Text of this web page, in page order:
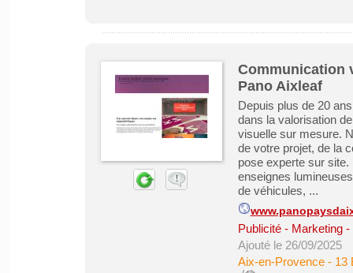
Communication
Pano Aixleaf
Depuis plus de 20
dans la valorisation
visuelle sur mesure.
de votre projet, de la
pose experte sur
enseignes
de véhicules, ...
Publicité - Marketing
Ajouté le 26/09/2025
Aix-en-Provence- 13